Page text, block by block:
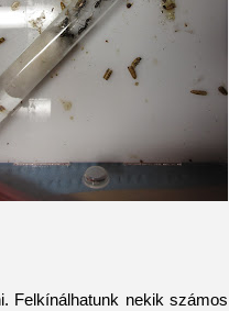
Felkínálhatunk nekik számos